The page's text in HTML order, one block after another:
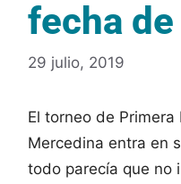
fecha
29 julio, 2019
El torneo de
Mercedina entra en
todo parecía que no